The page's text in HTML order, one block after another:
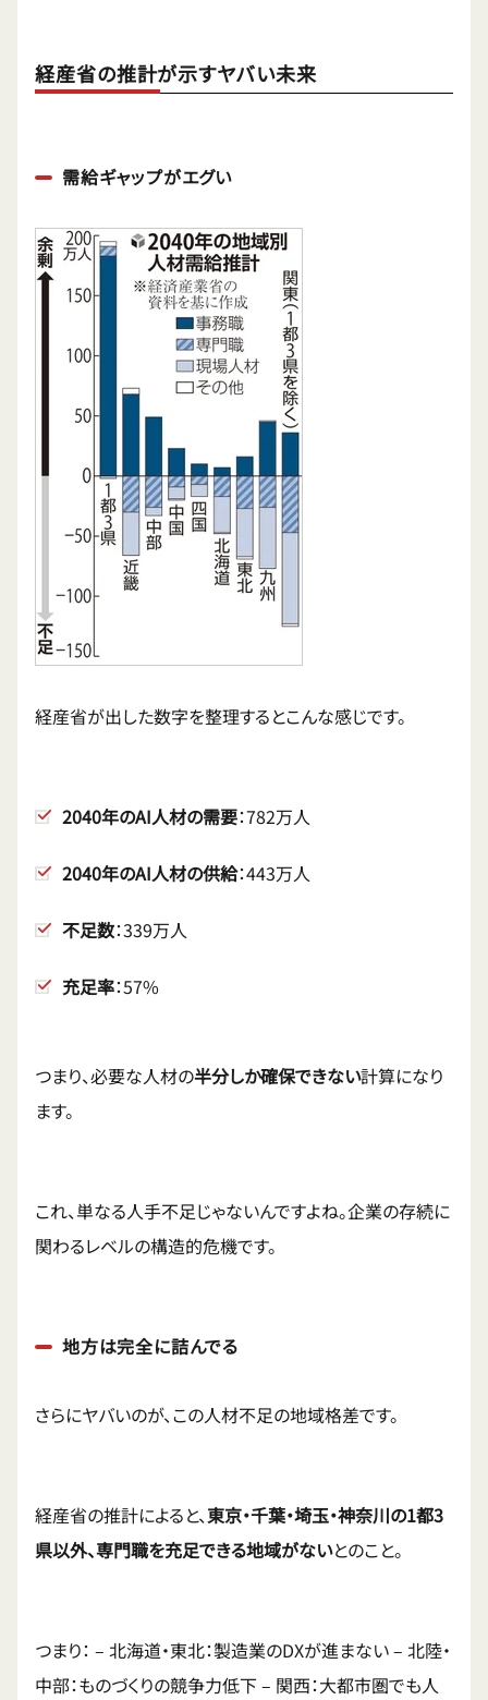
経産省の推計が示すヤバい未来
需給ギャップがエグい
経産省が出した数字を整理するとこんな感じです。
2040年のAI人材の需要：782万人
2040年のAI人材の供給：443万人
不足数：339万人
充足率：57%
つまり、必要な人材の半分しか確保できない計算になり
ます。
これ、単なる人手不足じゃないんですよね。企業の存続に
関わるレベルの構造的危機です。
地方は完全に詰んでる
さらにヤバいのが、この人材不足の地域格差です。
経産省の推計によると、東京・千葉・埼玉・神奈川の1都3
県以外、専門職を充足できる地域がないとのこと。
つまり： – 北海道・東北：製造業のDXが進まない – 北陸・
中部：ものづくりの競争力低下 – 関西：大都市圏でも人